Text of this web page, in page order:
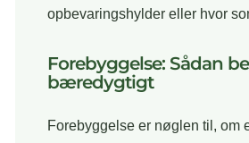
opbevaringshylder eller hvor
Forebyggelse: Sådan
bæredygtigt
Forebyggelse er nøglen til, om